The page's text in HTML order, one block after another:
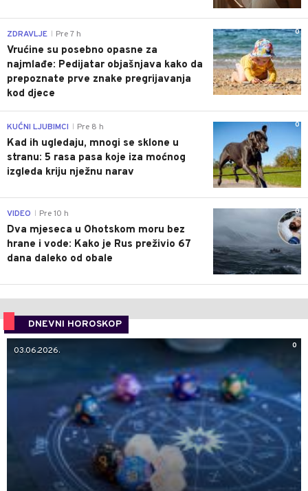
0
ZDRAVLJE Pre 7 h
Vrućine su posebno opasne za
najmlađe: Pedijatar objašnjava kako da
prepoznate prve znake pregrijavanja
kod djece
0
KUĆNI LJUBIMCI Pre 8 h
Kad ih ugledaju, mnogi se sklone u
stranu: 5 rasa pasa koje iza moćnog
izgleda kriju nježnu narav
0
VIDEO Pre 10 h
Dva mjeseca u Ohotskom moru bez
hrane i vode: Kako je Rus preživio 67
dana daleko od obale
DNEVNI HOROSKOP
0
03.06.2026.